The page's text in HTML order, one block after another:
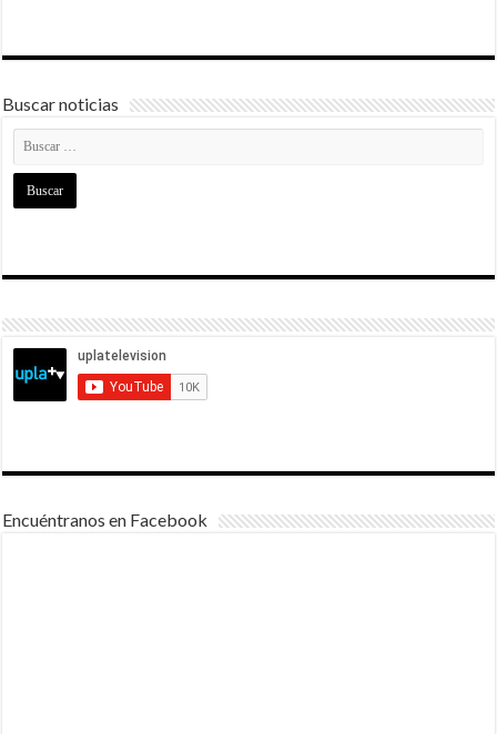
Buscar noticias
Encuéntranos en Facebook